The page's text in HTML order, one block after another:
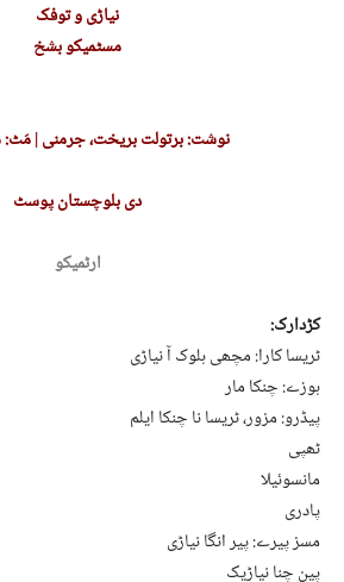
نیاڑی و توفک
مسٹمیکو بشخ
نوشت: برتولت بریخت، جرمنی |
دی بلوچستان پوسٹ
ارٹمیکو
کڑدارک:
ٹریسا کارا: مچھی ہلوک آ نیاڑی
ہوزے: چنکا مار
پیڈرو: مزور، ٹریسا نا چنکا ایلم
ٹھپی
مانسوئیلا
پادری
مسز پیرے: پیر انگا نیاڑی
پین چنا نیاڑیک